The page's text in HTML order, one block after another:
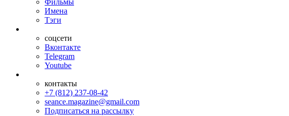
Фильмы
Имена
Тэги
соцсети
Вконтакте
Telegram
Youtube
контакты
+7 (812) 237-08-42
seance.magazine@gmail.com
Подписаться на рассылку